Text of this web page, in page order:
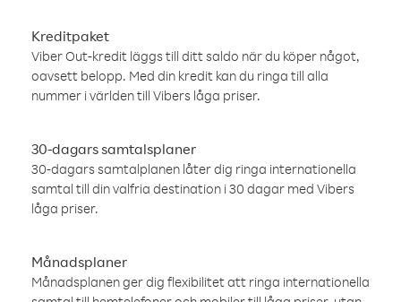
Kreditpaket
Viber Out-kredit läggs till ditt saldo när du köper något,
oavsett belopp. Med din kredit kan du ringa till alla
nummer i världen till Vibers låga priser.
30-dagars samtalsplaner
30-dagars samtalplanen låter dig ringa internationella
samtal till din valfria destination i 30 dagar med Vibers
låga priser.
Månadsplaner
Månadsplanen ger dig flexibilitet att ringa internationella